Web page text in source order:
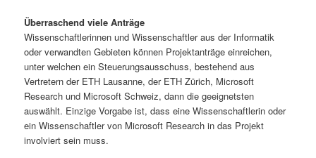
Überraschend viele Anträge
Wissenschaftlerinnen und Wissenschaftler aus der Informatik
oder verwandten Gebieten können Projektanträge einreichen,
unter welchen ein Steuerungsausschuss, bestehend aus
Vertretern der ETH Lausanne, der ETH Zürich, Microsoft
Research und Microsoft Schweiz, dann die geeignetsten
auswählt. Einzige Vorgabe ist, dass eine Wissenschaftlerin oder
ein Wissenschaftler von Microsoft Research in das Projekt
involviert sein muss.